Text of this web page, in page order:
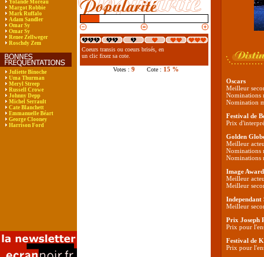
Yolande Moreau
Margot Robbie
Mark Ruffalo
Adam Sandler
Omar Sy
Omar Sy
Renee Zellweger
Roschdy Zem
Juliette Binoche
Uma Thurman
Meryl Streep
Russell Crowe
Johnny Depp
Michel Serrault
Cate Blanchett
Emmanuelle Béart
George Clooney
Harrison Ford
Coeurs transis ou coeurs brisés, en
un clic fixez sa cote.
Votes : 9 Cote : 15 %
Oscars
Meilleur
Nominations
Nomination
Festival de
Prix
Golden
Meilleur
Nominations
Nominations
Image
Meilleur
Meilleur
Independant
Meilleur
Prix Joseph
Prix pour
Festival de
Prix pour